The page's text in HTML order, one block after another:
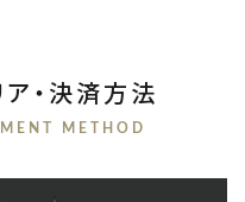
・決済方法
METHOD